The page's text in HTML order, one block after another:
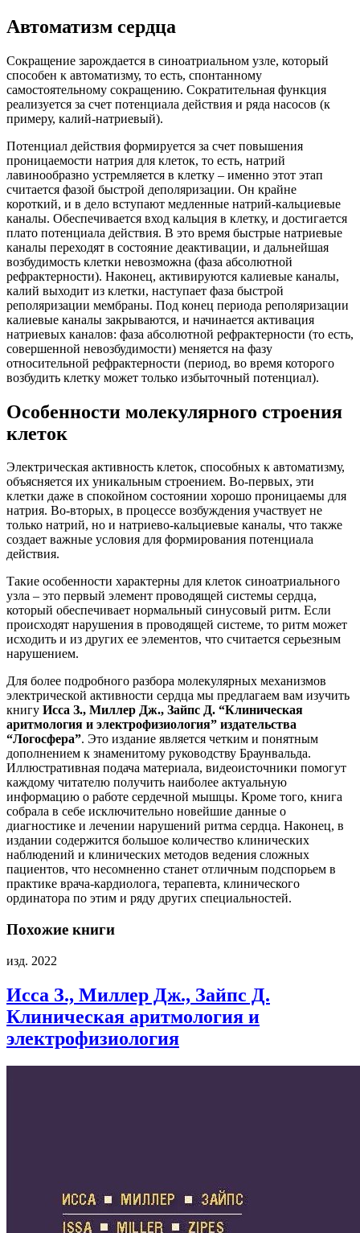
Автоматизм сердца
Сокращение зарождается в синоатриальном узле, который
способен к автоматизму, то есть, спонтанному
самостоятельному сокращению. Сократительная функция
реализуется за счет потенциала действия и ряда насосов (к
примеру, калий-натриевый).
Потенциал действия формируется за счет повышения
проницаемости натрия для клеток, то есть, натрий
лавинообразно устремляется в клетку – именно этот этап
считается фазой быстрой деполяризации. Он крайне
короткий, и в дело вступают медленные натрий-кальциевые
каналы. Обеспечивается вход кальция в клетку, и достигается
плато потенциала действия. В это время быстрые натриевые
каналы переходят в состояние деактивации, и дальнейшая
возбудимость клетки невозможна (фаза абсолютной
рефрактерности). Наконец, активируются калиевые каналы,
калий выходит из клетки, наступает фаза быстрой
реполяризации мембраны. Под конец периода реполяризации
калиевые каналы закрываются, и начинается активация
натриевых каналов: фаза абсолютной рефрактерности (то есть,
совершенной невозбудимости) меняется на фазу
относительной рефрактерности (период, во время которого
возбудить клетку может только избыточный потенциал).
Особенности молекулярного строения
клеток
Электрическая активность клеток, способных к автоматизму,
объясняется их уникальным строением. Во-первых, эти
клетки даже в спокойном состоянии хорошо проницаемы для
натрия. Во-вторых, в процессе возбуждения участвует не
только натрий, но и натриево-кальциевые каналы, что также
создает важные условия для формирования потенциала
действия.
Такие особенности характерны для клеток синоатриального
узла – это первый элемент проводящей системы сердца,
который обеспечивает нормальный синусовый ритм. Если
происходят нарушения в проводящей системе, то ритм может
исходить и из других ее элементов, что считается серьезным
нарушением.
Для более подробного разбора молекулярных механизмов
электрической активности сердца мы предлагаем вам изучить
книгу Исса З., Миллер Дж., Зайпс Д. “Клиническая
аритмология и электрофизиология” издательства
“Логосфера”. Это издание является четким и понятным
дополнением к знаменитому руководству Браунвальда.
Иллюстративная подача материала, видеоисточники помогут
каждому читателю получить наиболее актуальную
информацию о работе сердечной мышцы. Кроме того, книга
собрала в себе исключительно новейшие данные о
диагностике и лечении нарушений ритма сердца. Наконец, в
издании содержится большое количество клинических
наблюдений и клинических методов ведения сложных
пациентов, что несомненно станет отличным подспорьем в
практике врача-кардиолога, терапевта, клинического
ординатора по этим и ряду других специальностей.
Похожие книги
изд. 2022
Исса З., Миллер Дж., Зайпс Д.
Клиническая аритмология и
электрофизиология